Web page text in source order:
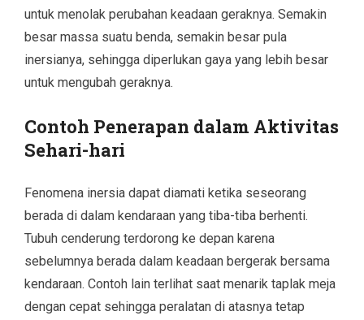
untuk menolak perubahan keadaan geraknya. Semakin
besar massa suatu benda, semakin besar pula
inersianya, sehingga diperlukan gaya yang lebih besar
untuk mengubah geraknya.
Contoh Penerapan dalam Aktivitas
Sehari-hari
Fenomena inersia dapat diamati ketika seseorang
berada di dalam kendaraan yang tiba-tiba berhenti.
Tubuh cenderung terdorong ke depan karena
sebelumnya berada dalam keadaan bergerak bersama
kendaraan. Contoh lain terlihat saat menarik taplak meja
dengan cepat sehingga peralatan di atasnya tetap